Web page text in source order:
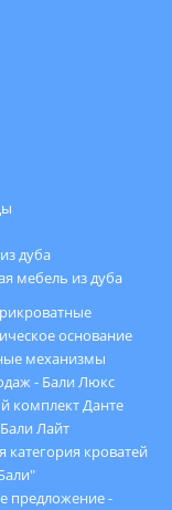
дуба
мебель из дуба
основание
механизмы
- Бали Люкс
комплект Данте
Лайт
категория кроватей
предложение -